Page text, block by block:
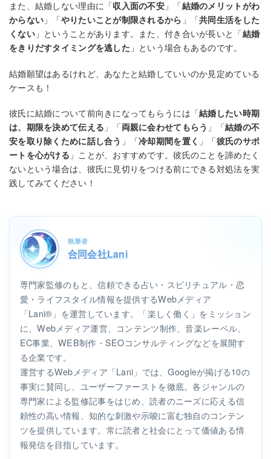
また、結婚しない理由に「収入面の不安 」「結婚のメリットがわ
からない 」「やりたいことが制限されるから 」「共同生活をした
くない」ということがあります。また、付き合いが長いと「結婚
をきりだすタイミングを逃した 」という場合もあるのです。
結婚願望はあるけれど、あなたと結婚していいのか見定めている
ケースも！
彼氏に結婚について前向きになってもらうには「結婚したい時期
は、期限を決めて伝える 」「 両親に会わせてもらう 」「結婚の不
安を取り除くために話し合う 」「冷却期間を置く 」「彼氏のサポ
ートを心がける 」ことが、おすすめです。彼氏のことを諦めたく
ないという場合は、彼氏に見切りをつける前にできる対処法を実
践してみてください！
執筆者
合同会社Lani
専門家監修のもと、信頼できる占い・スピリチュアル・恋
愛・ライフスタイル情報を提供するWebメディア
「Lani®」を運営しています。「楽しく働く」をミッション
に、Webメディア運営、コンテンツ制作、音楽レーベル、
EC事業、WEB制作・SEOコンサルティングなどを展開す
る企業です。
運営するWebメディア「Lani」では、Googleが掲げる10の
事実に賛同し、ユーザーファーストを徹底。各ジャンルの
専門家による監修記事をはじめ、読者のニーズに応える信
頼性の高い情報、知的な刺激や示唆に富む独自のコンテン
ツを提供しています。常に読者と社会にとって価値ある情
報発信を目指しています。